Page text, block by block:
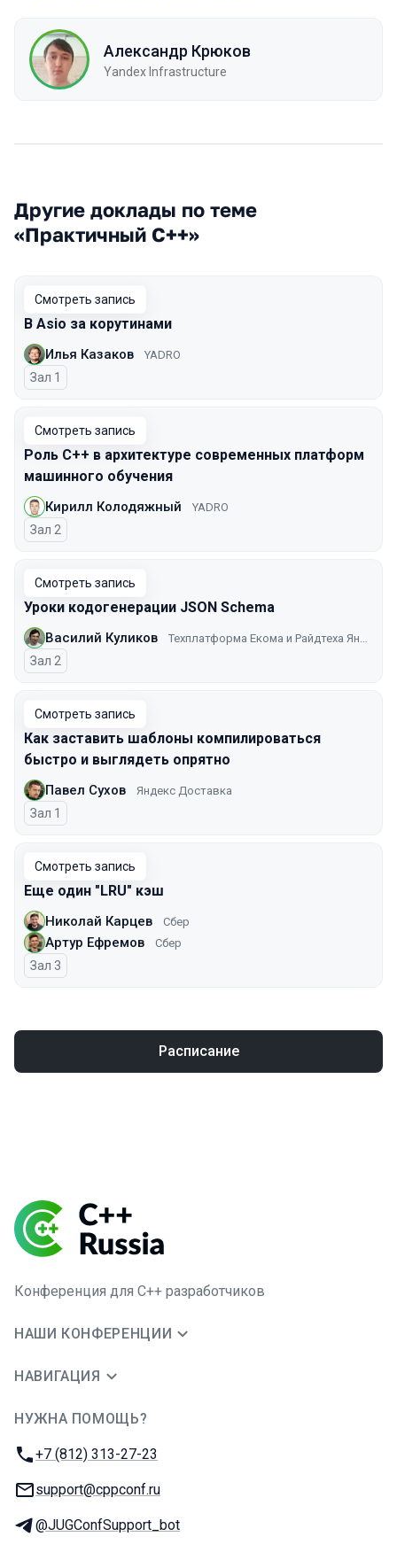
Александр Крюков
Yandex Infrastructure
Другие доклады по теме
«Практичный С++»
Смотреть запись
В Asio за корутинами
Илья Казаков YADRO
Зал 1
Смотреть запись
Роль C++ в архитектуре современных платформ
машинного обучения
Кирилл Колодяжный YADRO
Зал 2
Смотреть запись
Уроки кодогенерации JSON Schema
Василий Куликов
Зал 2
Смотреть запись
Как заставить шаблоны компилироваться
быстро и выглядеть опрятно
Павел Сухов Яндекс Доставка
Зал 1
Смотреть запись
Еще один "LRU" кэш
Николай Карцев Сбер
Артур Ефремов Сбер
Зал 3
Расписание
Конференция для C++ разработчиков
НАШИ КОНФЕРЕНЦИИ
НАВИГАЦИЯ
НУЖНА ПОМОЩЬ?
Телефон:
+7 (812) 313-27-23
E-mail:
support@cppconf.ru
Телеграм:
@JUGConfSupport_bot